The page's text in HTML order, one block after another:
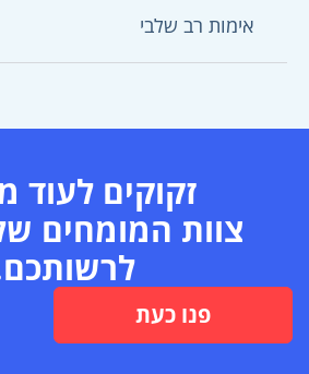
אימות רב שלבי
זקוקים לעוד
צוות המומחים
פנו כעת